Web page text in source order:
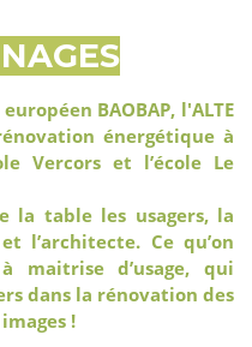
BAOBAP, l'ALTE
énergétique à
Vercors et l’école Le
la table les usagers, la
l’architecte. Ce qu’on
à maitrise d’usage, qui
dans la rénovation des
!